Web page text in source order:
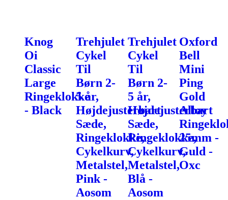
Knog
Oi
Classic
Large
Ringeklokke
- Black
Trehjulet
Cykel
Til
Børn 2-
5 år,
Højdejusterbart
Sæde,
Ringeklokke,
Cykelkurv,
Metalstel,
Pink -
Aosom
Trehjulet
Cykel
Til
Børn 2-
5 år,
Højdejusterbart
Sæde,
Ringeklokke,
Cykelkurv,
Metalstel,
Blå -
Aosom
Oxford
Bell
Mini
Ping
Gold
Alloy
25mm -
Guld -
Oxc